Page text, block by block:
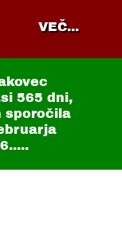
VEČ...
565 dni,
sporočila